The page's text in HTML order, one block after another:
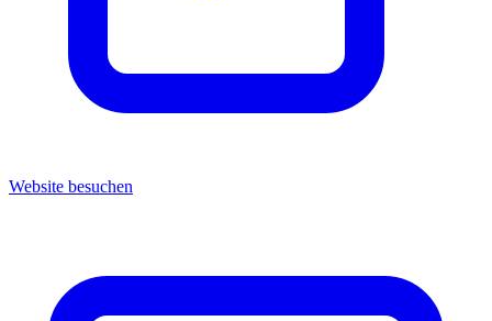
Website besuchen